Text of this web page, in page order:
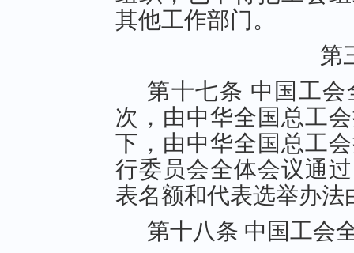
其他工作部门。
第
第十七条 中国工
次，由中华全国总工
下，由中华全国总工
行委员会全体会议通
表名额和代表选举办
第十八条 中国工会